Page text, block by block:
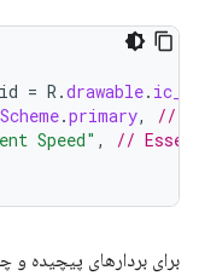
id = R .drawable.
.primary,
//
Speed" ,
//
برای بردارهای پیچیده و